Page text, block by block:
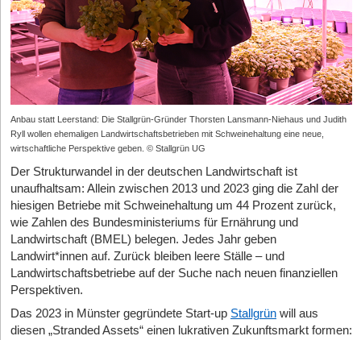
Anbau statt Leerstand: Die Stallgrün-Gründer Thorsten Lansmann-Niehaus und Judith
Ryll wollen ehemaligen Landwirtschaftsbetrieben mit Schweinehaltung eine neue,
wirtschaftliche Perspektive geben. © Stallgrün UG
Der Strukturwandel in der deutschen Landwirtschaft ist
unaufhaltsam: Allein zwischen 2013 und 2023 ging die Zahl der
hiesigen Betriebe mit Schweinehaltung um 44 Prozent zurück,
wie Zahlen des Bundesministeriums für Ernährung und
Landwirtschaft (BMEL) belegen. Jedes Jahr geben
Landwirt*innen auf. Zurück bleiben leere Ställe – und
Landwirtschaftsbetriebe auf der Suche nach neuen finanziellen
Perspektiven.
Das 2023 in Münster gegründete Start-up Stallgrün will aus
diesen „Stranded Assets“ einen lukrativen Zukunftsmarkt formen: